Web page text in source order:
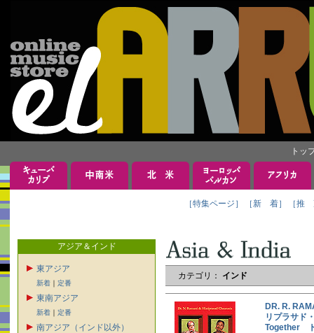
トッ
［特集ページ］ ［新 着］ ［推
アジア＆インド
東アジア
新着 ｜ 定番
東南アジア
新着 ｜ 定番
南アジア（インド以外）
カテゴリ： インド
DR. R.
リプラサド
Together